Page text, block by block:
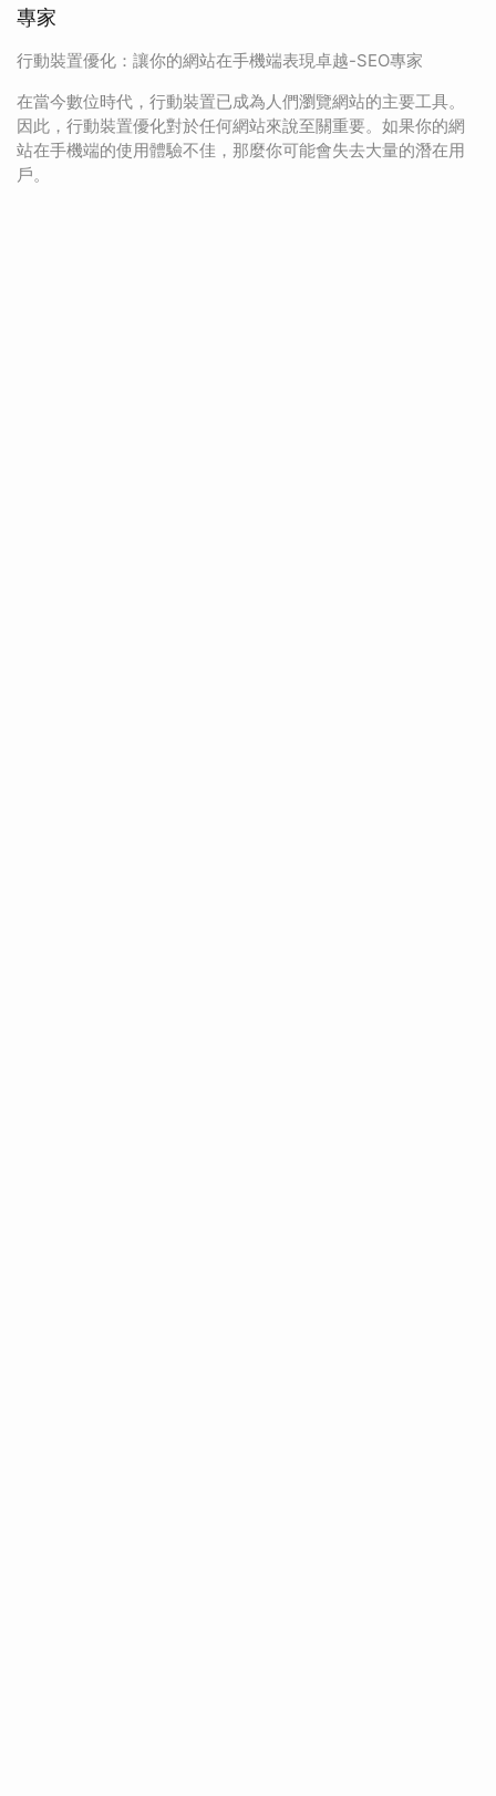
專家
行動裝置優化：讓你的網站在手機端表現卓越-SEO專家
在當今數位時代，行動裝置已成為人們瀏覽網站的主要工具。
因此，行動裝置優化對於任何網站來說至關重要。如果你的網
站在手機端的使用體驗不佳，那麼你可能會失去大量的潛在用
戶。